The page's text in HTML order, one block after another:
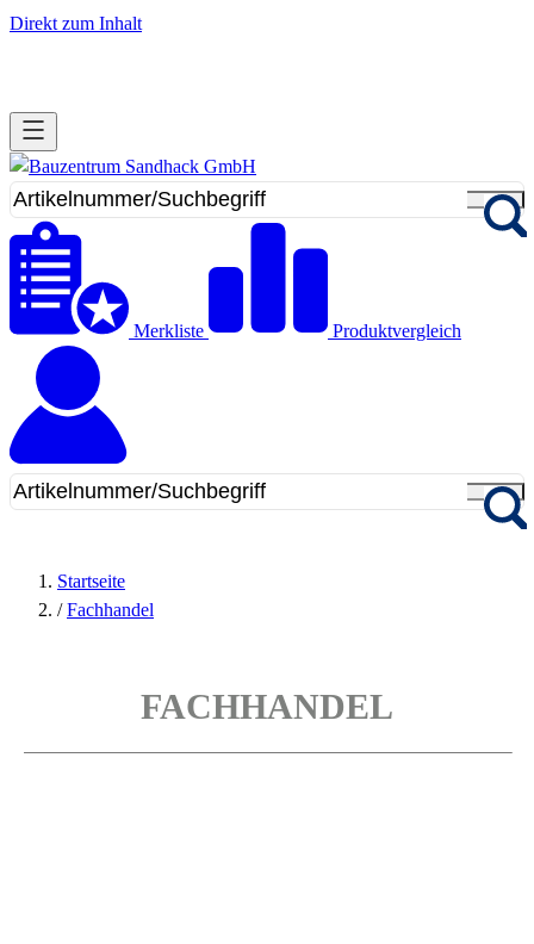
Direkt zum Inhalt
Merkliste Produktvergleich
Startseite
/ Fachhandel
FACHHANDEL